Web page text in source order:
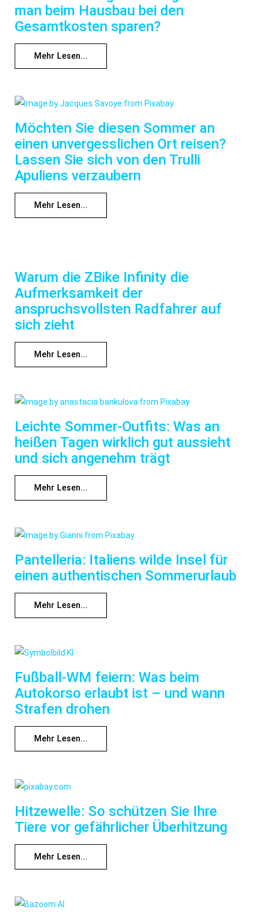
man beim Hausbau bei den
Gesamtkosten sparen?
Mehr Lesen...
Möchten Sie diesen Sommer an
einen unvergesslichen Ort reisen?
Lassen Sie sich von den Trulli
Apuliens verzaubern
Mehr Lesen...
Warum die ZBike Infinity die
Aufmerksamkeit der
anspruchsvollsten Radfahrer auf
sich zieht
Mehr Lesen...
Leichte Sommer-Outfits: Was an
heißen Tagen wirklich gut aussieht
und sich angenehm trägt
Mehr Lesen...
Pantelleria: Italiens wilde Insel für
einen authentischen Sommerurlaub
Mehr Lesen...
Fußball-WM feiern: Was beim
Autokorso erlaubt ist – und wann
Strafen drohen
Mehr Lesen...
Hitzewelle: So schützen Sie Ihre
Tiere vor gefährlicher Überhitzung
Mehr Lesen...